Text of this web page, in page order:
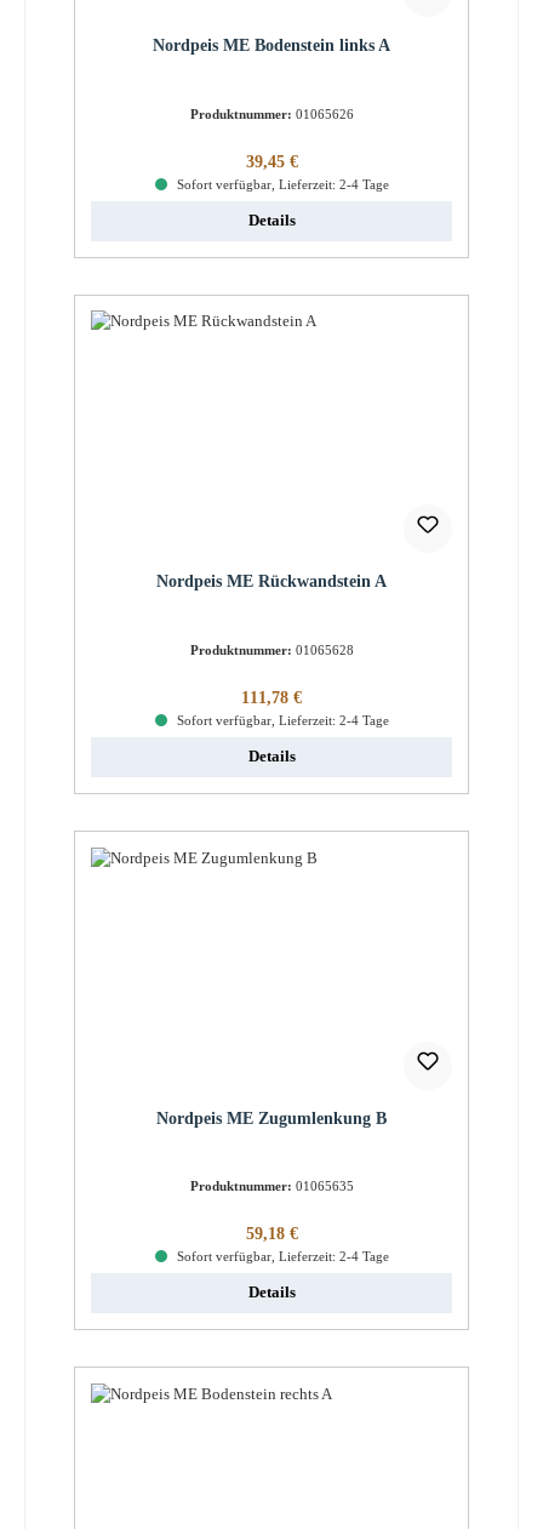
Nordpeis ME Bodenstein links A
Produktnummer: 01065626
Regulärer Preis:
39,45 €
Sofort verfügbar, Lieferzeit: 2-4 Tage
Details
Nordpeis ME Rückwandstein A
Produktnummer: 01065628
Regulärer Preis:
111,78 €
Sofort verfügbar, Lieferzeit: 2-4 Tage
Details
Nordpeis ME Zugumlenkung B
Produktnummer: 01065635
Regulärer Preis:
59,18 €
Sofort verfügbar, Lieferzeit: 2-4 Tage
Details